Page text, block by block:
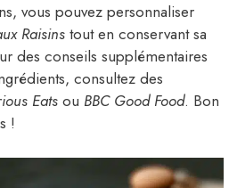
vous pouvez personnaliser
Raisins tout en conservant sa
des conseils supplémentaires
consultez des
Eats ou BBC Good Food. Bon
!